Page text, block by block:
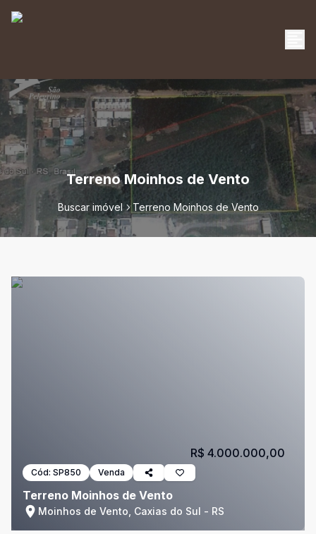
Terreno Moinhos de Vento
Buscar imóvel Terreno Moinhos de Vento
Cód: SP850 Venda
Terreno Moinhos de Vento
Moinhos de Vento, Caxias do Sul - RS
R$ 4.000.000,00